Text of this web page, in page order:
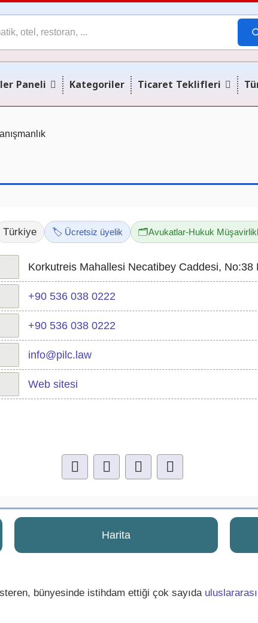
Paneli Kategoriler Ticaret Teklifleri
Türkiye 🏷️ Ücretsiz üyelik 🗂️Avukatlar-Hukuk
Korkutreis Mahallesi Necatibey Caddesi,
+90 536 038 0222
+90 536 038 0222
info@pilc.law
Web sitesi
Harita
bünyesinde istihdam ettiği çok sayıda